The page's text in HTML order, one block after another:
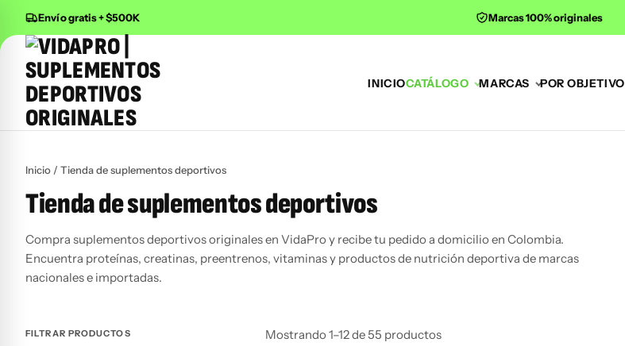
Envío gratis + $500K Marcas 100% originales
INICIOCATÁLOGO MARCAS POR OBJETIVO
Inicio / Tienda de suplementos deportivos
Tienda de suplementos deportivos
Compra suplementos deportivos originales en VidaPro y recibe tu pedido a domicilio en Colombia.
Encuentra proteínas, creatinas, preentrenos, vitaminas y productos de nutrición deportiva de marcas
nacionales e importadas.
FILTRAR PRODUCTOS Mostrando 1–12 de 55 productos